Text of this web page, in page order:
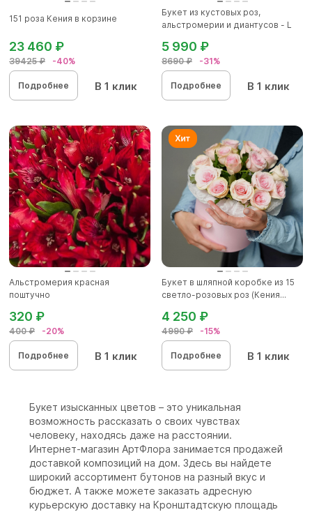
151 роза Кения в корзине
39425 ₽ -40%
23 460 ₽
Подробнее В 1 клик
Букет из кустовых роз,
альстромерии и диантусов - L
8690 ₽ -31%
5 990 ₽
Подробнее В 1 клик
Альстромерия красная
поштучно
400 ₽ -20%
320 ₽
Подробнее В 1 клик
Букет в шляпной коробке из 15
светло-розовых роз (Кения...
4990 ₽ -15%
4 250 ₽
Подробнее В 1 клик
Букет изысканных цветов – это уникальная
возможность рассказать о своих чувствах
человеку, находясь даже на расстоянии.
Интернет-магазин АртФлора занимается продажей
доставкой композиций на дом. Здесь вы найдете
широкий ассортимент бутонов на разный вкус и
бюджет. А также можете заказать адресную
курьерскую доставку на Кронштадтскую площадь